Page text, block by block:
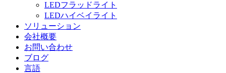
LEDフラッドライト
LEDハイベイライト
ソリューション
会社概要
お問い合わせ
ブログ
言語